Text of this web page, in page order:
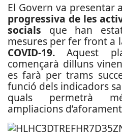
El Govern va presentar
progressiva de les
socials que han
mesures per fer front a
COVID-19.Aquest
començarà dilluns
es farà per trams
funció dels indicadors
quals permetrà
ampliacions